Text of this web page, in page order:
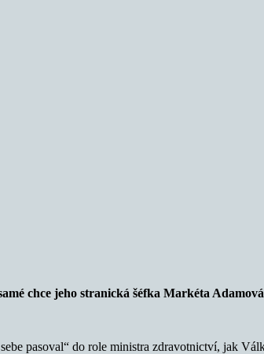
chce jeho stranická šéfka Markéta
pasoval“ do role ministra zdravotnictví, jak